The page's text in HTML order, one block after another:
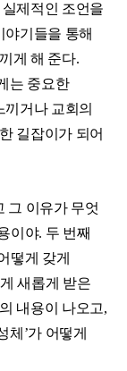
제적인 조언을
야기들을 통해
게 해 준다.
는 중요한
거나 교회의
길잡이가 되어
그 이유가 무엇
이야. 두 번째
떻게 갖게
새롭게 받은
내용이 나오고,
체’가 어떻게